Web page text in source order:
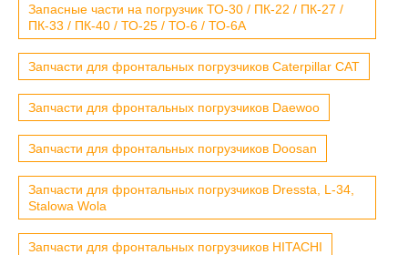
Запасные части на погрузчик ТО-30 / ПК-22 / ПК-27 /
ПК-33 / ПК-40 / ТО-25 / ТО-6 / ТО-6А
Запчасти для фронтальных погрузчиков Caterpillar CAT
Запчасти для фронтальных погрузчиков Daewoo
Запчасти для фронтальных погрузчиков Doosan
Запчасти для фронтальных погрузчиков Dressta, L-34,
Stalowa Wola
Запчасти для фронтальных погрузчиков HITACHI